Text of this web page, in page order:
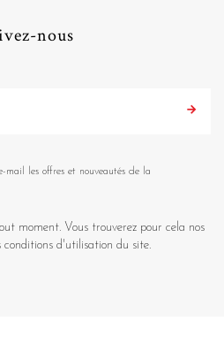
nous
mail les offres et nouveautés de la
moment. Vous trouverez pour cela nos
d'utilisation du site.